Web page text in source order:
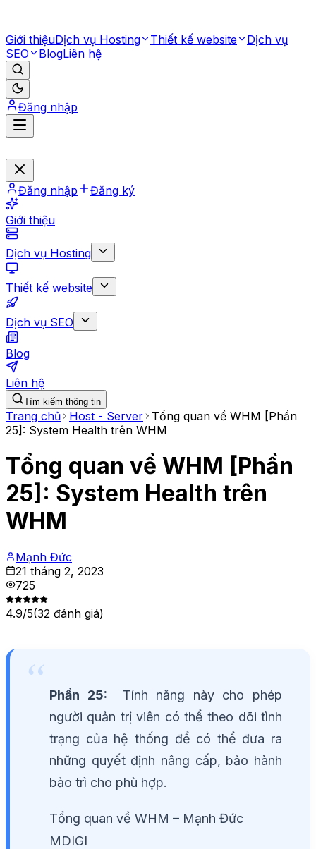
Giới thiệuDịch vụ Hosting Thiết kế website
Dịch vụ
SEO
BlogLiên hệ
Đăng nhập
Đăng nhập Đăng ký
Giới thiệu
Dịch vụ Hosting
Thiết kế website
Dịch vụ SEO
Blog
Liên hệ
Tìm kiếm thông tin
Trang chủ Host - Server
Tổng quan về WHM [Phần
25]: System Health trên WHM
Tổng quan về WHM [Phần
25]: System Health trên
WHM
Mạnh Đức
21 tháng 2, 2023
725
4.9/5(32 đánh giá)
Phần 25:
Tính năng này cho phép
người quản trị viên có thể theo dõi tình
trạng của hệ thống để có thể đưa ra
những quyết định nâng cấp, bảo hành
bảo trì cho phù hợp.
Tổng quan về WHM – Mạnh Đức
MDIGI